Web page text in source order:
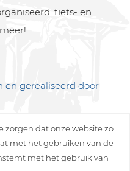
fiets- en
en gerealiseerd door
zorgen dat onze website zo
met het gebruiken van de
met het gebruik van